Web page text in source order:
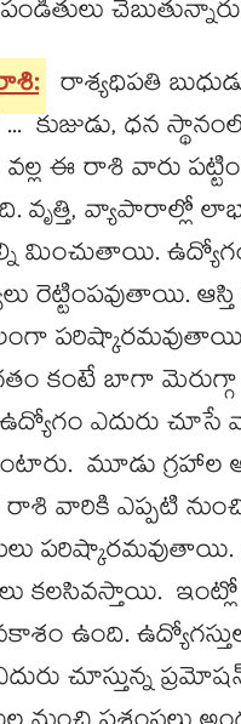
రాశ్యధిపతి
కుజుడు, ధన
వల్ల ఈ రాశి వారు
వృత్తి, వ్యాపారాల్లో
మించుతాయి.
రెట్టింపవుతాయి.
కంటే బాగా
ఉద్యోగం ఎదురు చూసే
మూడు గ్రహాల
వారికి ఎప్పటి
కలసివస్తాయి. ఇంట్లో
ఉంది.
చూస్తున్న